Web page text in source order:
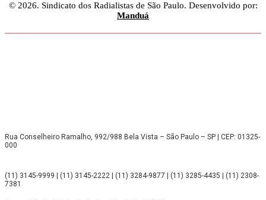
© 2026. Sindicato dos Radialistas de São Paulo. Desenvolvido por:
Manduá
Rua Conselheiro Ramalho, 992/988 Bela Vista – São Paulo – SP | CEP: 01325-
000
(11) 3145-9999 | (11) 3145-2222 | (11) 3284-9877 | (11) 3285-4435 | (11) 2308-
7381